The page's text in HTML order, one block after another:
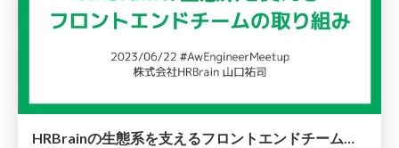
HRBrainの生態系を支えるフロントエンドチームの取り組み / 2023-06-22-AwEngineerMeetup